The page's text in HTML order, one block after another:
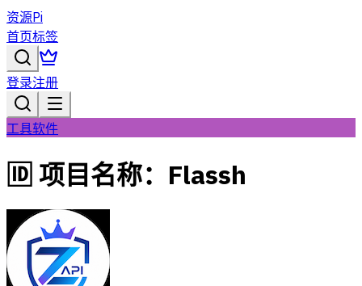
资源Pi
首页标签
登录注册
工具软件
🆔 项目名称：Flassh